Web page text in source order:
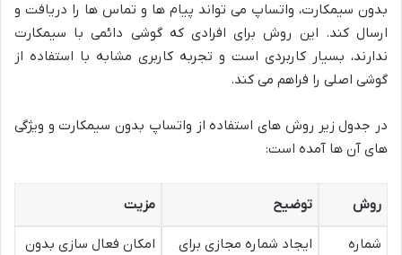
بدون سیمکارت، واتساپ می تواند پیام ها و تماس ها را دریافت و
ارسال کند. این روش برای افرادی که گوشی دائمی با سیمکارت
ندارند، بسیار کاربردی است و تجربه کاربری مشابه با استفاده از
گوشی اصلی را فراهم می کند.
در جدول زیر روش های استفاده از واتساپ بدون سیمکارت و ویژگی
های آن ها آمده است:
روش توضیح مزیت
شماره
ایجاد شماره مجازی برای
امکان فعال سازی بدون